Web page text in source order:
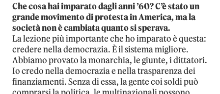
Che cosa hai imparato dagli anni ’60? C’è stato un
grande movimento di protesta in America, ma la
società non è cambiata quanto si sperava.
La lezione più importante che ho imparato è questa:
credere nella democrazia. È il sistema migliore.
Abbiamo provato la monarchia, le giunte, i dittatori.
Io credo nella democrazia e nella trasparenza dei
finanziamenti. Senza di essa, la gente coi soldi può